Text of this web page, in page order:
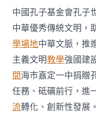
中國孔子基金會孔子
中華優秀傳統文明，
學場地中華文脈，推
主義文明教學強國建
間海市嘉定一中捐贈
任務、砥礪前行，進
流轉化、創新性發展。